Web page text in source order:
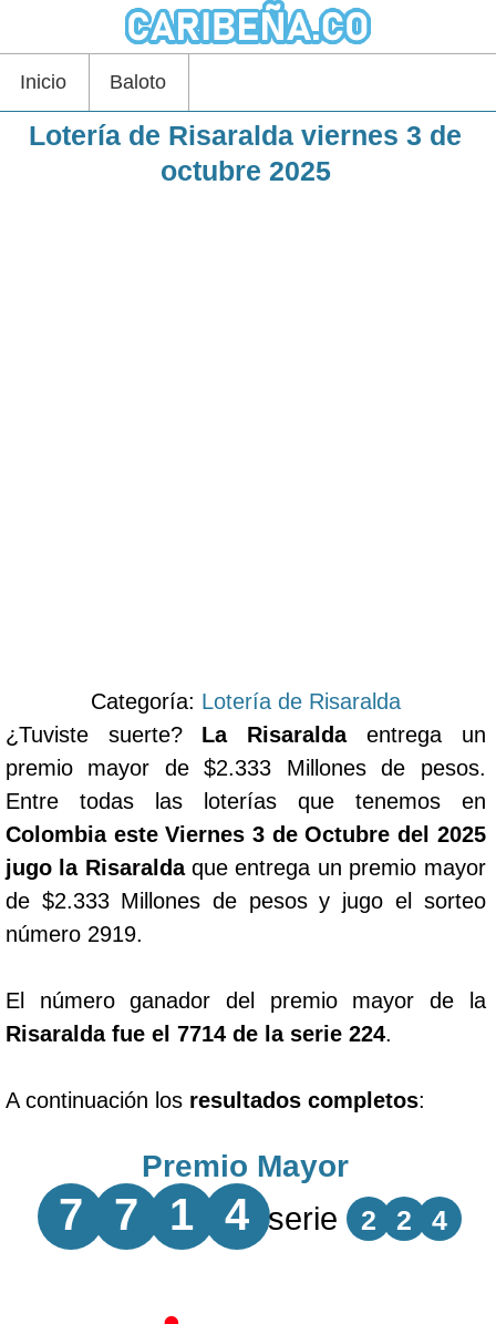
Inicio Baloto
Lotería de Risaralda viernes 3 de
octubre 2025
Categoría: Lotería de Risaralda
¿Tuviste suerte? La Risaraldaentrega un
premio mayor de $2.333 Millones de pesos.
Entre todas las loterías que tenemos en
Colombia este Viernes 3 de Octubre del 2025
jugo la Risaraldaque entrega un premio mayor
de $2.333 Millones de pesos y jugo el sorteo
número 2919.
El número ganador del premio mayor de la
Risaralda fue el 7714 de la serie 224.
A continuación los resultados completos:
Premio Mayor
7 7 1 4 serie 2 2 4